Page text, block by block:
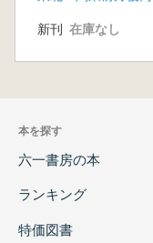
新刊 在庫なし
本を探す
六一書房の本
ランキング
特価図書